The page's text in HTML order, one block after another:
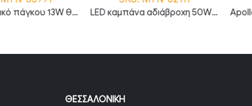
LED καμπάνα αδιάβροχη 50W ψυχρό λευκό 6000K 120° MTN-82111 Apollo φωτιστικό ράγας μονοφασικό LED COB 30W 4000Κ με λευκό σώμα
ΘΕΣΣΑΛΟΝΊΚΗ